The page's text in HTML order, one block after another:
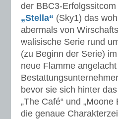
der BBC3-Erfolgssitcom
„Stella“ (Sky1) das
abermals von
walisische Serie rund
(zu Beginn der Serie)
neue Flamme
bevor sie sich hinter
„The Café“ und
die genaue